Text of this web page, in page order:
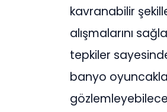
kavranabilir
alışmalarını
tepkiler
banyo